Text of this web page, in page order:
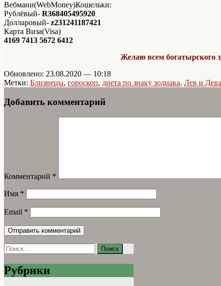
Вебмани(WebMoney)Кошельки:
Рублёвый- R368405495920
Долларовый- z231241187421
Карта Виза(Visa)
4169 7413 5672 6412
Желаю всем богатырского
Обновлено: 23.08.2020 — 10:18
Метки: Близнецы, гороскоп, диета по знаку зодиака, Лев и Дева
Добавить комментарий
Комментарий *
Имя *
Email *
Найти:
Рубрики